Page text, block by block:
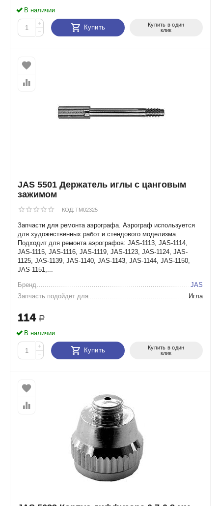
В наличии
+
−
Купить
Купить в один
клик
JAS 5501 Держатель иглы с цанговым
зажимом
КОД: TM02325
Запчасти для ремонта аэрографа. Аэрограф используется
для художественных работ и стендового моделизма.
Подходит для ремонта аэрографов: JAS-1113, JAS-1114,
JAS-1115, JAS-1116, JAS-1119, JAS-1123, JAS-1124, JAS-
1125, JAS-1139, JAS-1140, JAS-1143, JAS-1144, JAS-1150,
JAS-1151,...
Бренд
JAS
Запчасть подойдет для
Игла
114 Р
В наличии
+
−
Купить
Купить в один
клик